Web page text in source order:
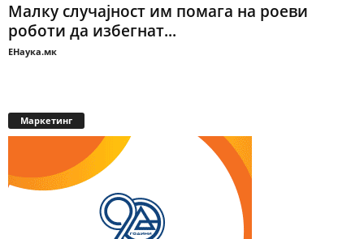
Малку случајност им помага на роeви
роботи да избегнат...
ЕНаука.мк
Маркетинг